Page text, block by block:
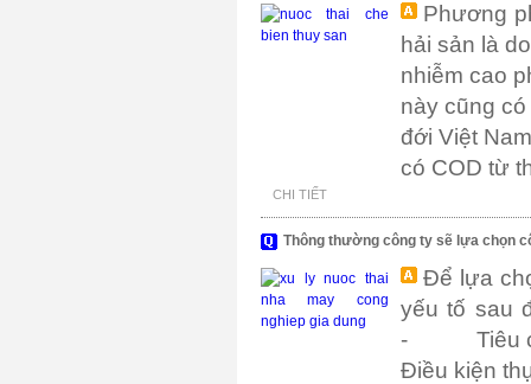
Phương
hải sản là
nhiễm cao
này cũng
đới Việt
có COD từ
CHI TIẾT
Thông thường công ty sẽ lựa chọn
Để lựa
yếu tố
- Tiêu
Điều kiện